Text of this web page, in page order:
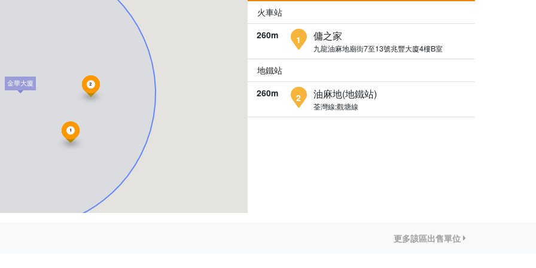
金華大廈
1
2
火車站
260m
1 傭之家
九龍油麻地廟街7至13號兆豐大廈4樓B室
地鐵站
260m
2 油麻地(地鐵站)
荃灣線;觀塘線
更多該區出售單位